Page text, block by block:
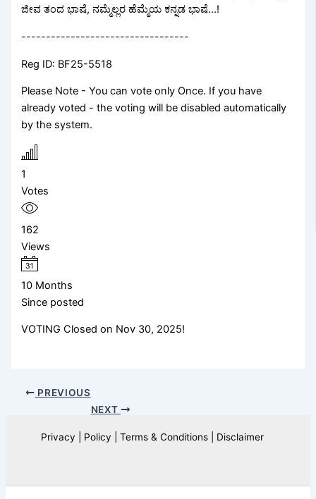
ಜೀವ ತಂದ ಭಾಷೆ, ನಮ್ಮೆಲ್ಲರ ಹೆಮ್ಮೆಯ ಕನ್ನಡ ಭಾಷೆ...!
----------------------------------
Reg ID: BF25-5518
Please Note - You can vote only Once. If you have
already voted - the voting will be disabled automatically
by the system.
1
Votes
162
Views
10 Months
Since posted
VOTING Closed on Nov 30, 2025!
PREVIOUS
NEXT
Privacy | Policy | Terms & Conditions | Disclaimer